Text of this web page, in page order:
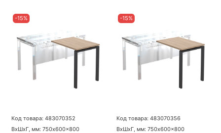
-15%
Код товара: 483070352
ВхШхГ, мм: 750x600x800
-15%
Код товара: 483070356
ВхШхГ, мм: 750x600x800